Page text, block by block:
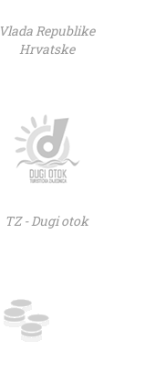
Vlada Republike
Hrvatske
TZ - Dugi otok